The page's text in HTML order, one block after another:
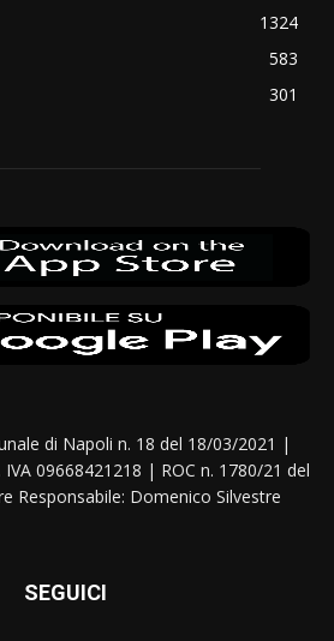
1324
583
301
di Napoli n. 18 del 18/03/2021 |
09668421218 | ROC n. 1780/21 del
Responsabile: Domenico Silvestre
SEGUICI